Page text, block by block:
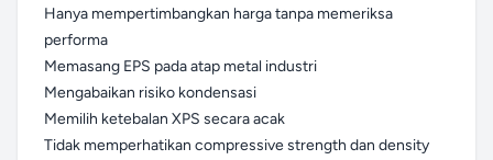
Hanya mempertimbangkan harga tanpa memeriksa
performa
Memasang EPS pada atap metal industri
Mengabaikan risiko kondensasi
Memilih ketebalan XPS secara acak
Tidak memperhatikan compressive strength dan density